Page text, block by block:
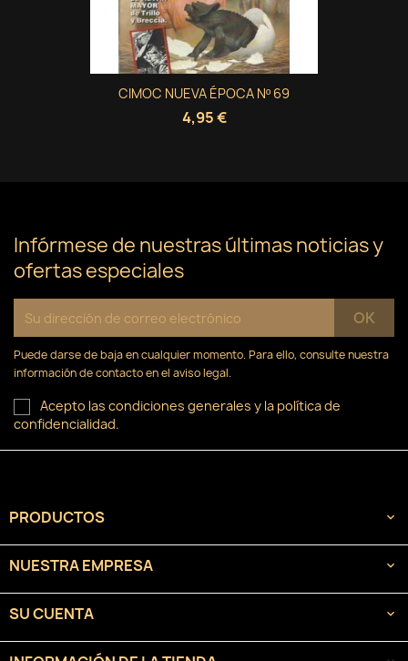
CIMOC NUEVA ÉPOCA Nº 69
4,95 €
Infórmese de nuestras últimas noticias y
ofertas especiales
Puede darse de baja en cualquier momento. Para ello, consulte nuestra
información de contacto en el aviso legal.
Acepto las condiciones generales y la política de
confidencialidad.
PRODUCTOS 
NUESTRA EMPRESA 
SU CUENTA 